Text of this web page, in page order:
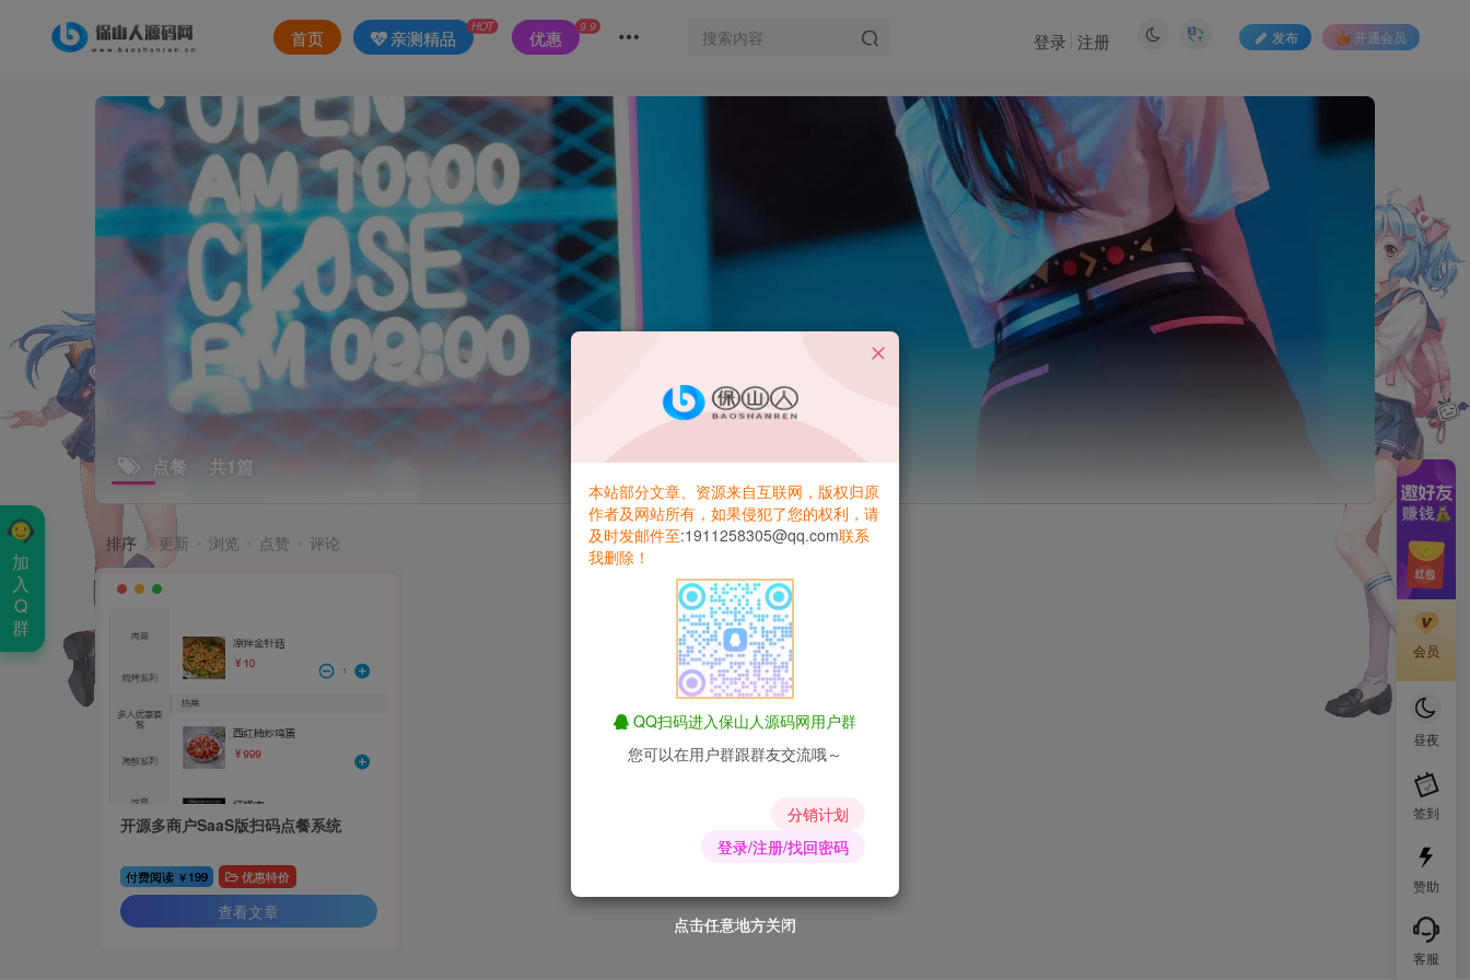
首页 亲测精品
HOT
优惠
9.9
发布 开通会员
登录 注册
点餐 共1篇
排序 更新 浏览 点赞 评论
开源多商户SaaS版扫码点餐系统
付费阅读 ￥ 199 优惠特价
查看文章
点击任意地方关闭
点击任意地方关闭
点击任意地方关闭
本站部分文章、资源来自互联网，版权归原
作者及网站所有，如果侵犯了您的权利，请
及时发邮件至:1911258305@qq.com联系
我删除！
QQ扫码进入保山人源码网用户群
您可以在用户群跟群友交流哦～
分销计划
登录/注册/找回密码
会员
昼夜
签到
赞助
客服
加
入
Q
群